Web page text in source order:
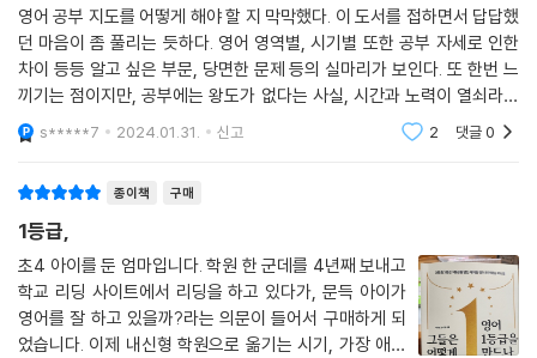
영어 공부 지도를 어떻게 해야 할 지 막막했다. 이 도서를 접하면서 답답했
던 마음이 좀 풀리는 듯하다. 영어 영역별, 시기별 또한 공부 자세로 인한
차이 등등 알고 싶은 부문, 당면한 문제 등의 실마리가 보인다. 또 한번 느
끼기는 점이지만, 공부에는 왕도가 없다는 사실, 시간과 노력이 열쇠라는
사실은 여전히 변함이 없다. 결론은 좋은 방법을 알았다고 끝이 아니라 시
작이라는
s*****7 2024.01.31. 신고 2 댓글0
종이책 구매
1등급,
초4 아이를 둔 엄마입니다. 학원 한 군데를 4년째 보내고
학교 리딩 사이트에서 리딩을 하고 있다가, 문득 아이가
영어를 잘 하고 있을까?라는 의문이 들어서 구매하게 되
었습니다. 이제 내신형 학원으로 옮기는 시기, 가장 애매